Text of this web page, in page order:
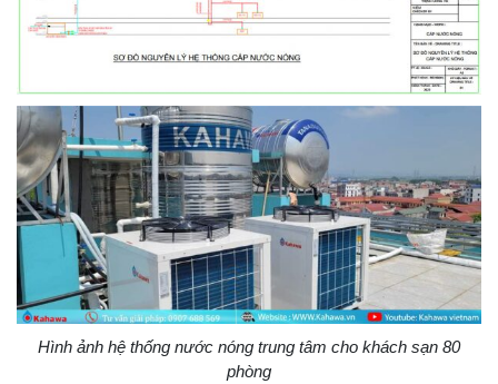
Hình ảnh hệ thống nước nóng trung tâm cho khách sạn 80
phòng